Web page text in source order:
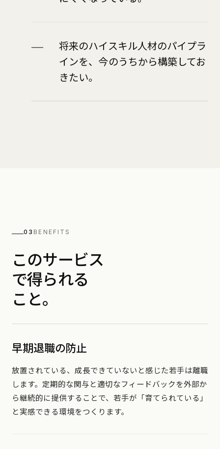
将来のハイスキル人材のパイプラ
インを、今のうちから構築してお
きたい。
03 BENEFITS
このサービス
で得られる
こと。
早期退職の防止
放置されている、成長できていないと感じた若手は離職
します。定期的な関与と適切なフィードバックを外部か
ら継続的に提供することで、若手が「育てられている」
と実感できる環境をつくります。